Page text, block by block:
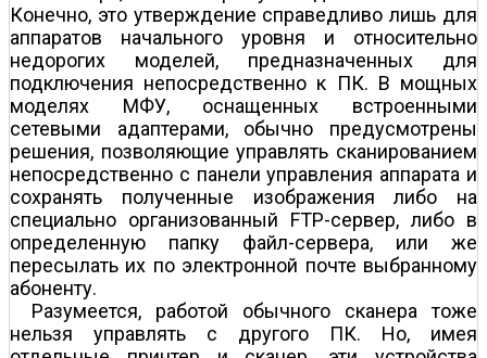
Конечно, это утверждение справедливо лишь для
аппаратов начального уровня и относительно
недорогих моделей, предназначенных для
подключения непосредственно к ПК. В мощных
моделях МФУ, оснащенных встроенными
сетевыми адаптерами, обычно предусмотрены
решения, позволяющие управлять сканированием
непосредственно с панели управления аппарата и
сохранять полученные изображения либо на
специально организованный FTP-сервер, либо в
определенную папку файл-сервера, или же
пересылать их по электронной почте выбранному
абоненту.
Разумеется, работой обычного сканера тоже
нельзя управлять с другого ПК. Но, имея